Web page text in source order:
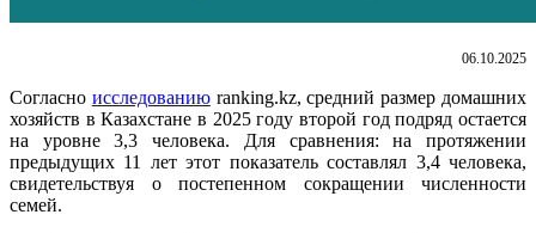
06.10.2025
Согласно исследованиюranking.kz, средний размер домашних
хозяйств в Казахстане в 2025 году второй год подряд остается
на уровне 3,3 человека. Для сравнения: на протяжении
предыдущих 11 лет этот показатель составлял 3,4 человека,
свидетельствуя о постепенном сокращении численности
семей.